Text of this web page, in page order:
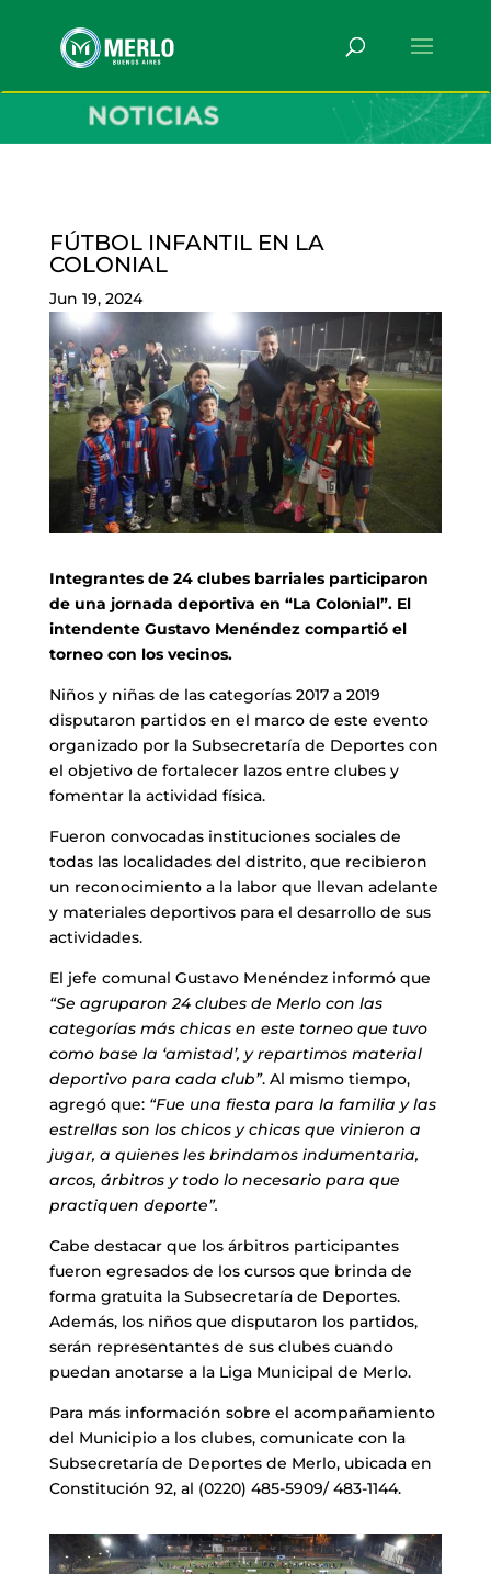
FÚTBOL INFANTIL EN LA
COLONIAL
Jun 19, 2024
Integrantes de 24 clubes barriales participaron
de una jornada deportiva en “La Colonial”. El
intendente Gustavo Menéndez compartió el
torneo con los vecinos.
Niños y niñas de las categorías 2017 a 2019
disputaron partidos en el marco de este evento
organizado por la Subsecretaría de Deportes con
el objetivo de fortalecer lazos entre clubes y
fomentar la actividad física.
Fueron convocadas instituciones sociales de
todas las localidades del distrito, que recibieron
un reconocimiento a la labor que llevan adelante
y materiales deportivos para el desarrollo de sus
actividades.
El jefe comunal Gustavo Menéndez informó que
“Se agruparon 24 clubes de Merlo con las
categorías más chicas en este torneo que tuvo
como base la ‘amistad’, y repartimos material
deportivo para cada club”. Al mismo tiempo,
agregó que: “Fue una fiesta para la familia y las
estrellas son los chicos y chicas que vinieron a
jugar, a quienes les brindamos indumentaria,
arcos, árbitros y todo lo necesario para que
practiquen deporte”.
Cabe destacar que los árbitros participantes
fueron egresados de los cursos que brinda de
forma gratuita la Subsecretaría de Deportes.
Además, los niños que disputaron los partidos,
serán representantes de sus clubes cuando
puedan anotarse a la Liga Municipal de Merlo.
Para más información sobre el acompañamiento
del Municipio a los clubes, comunicate con la
Subsecretaría de Deportes de Merlo, ubicada en
Constitución 92, al (0220) 485-5909/ 483-1144.